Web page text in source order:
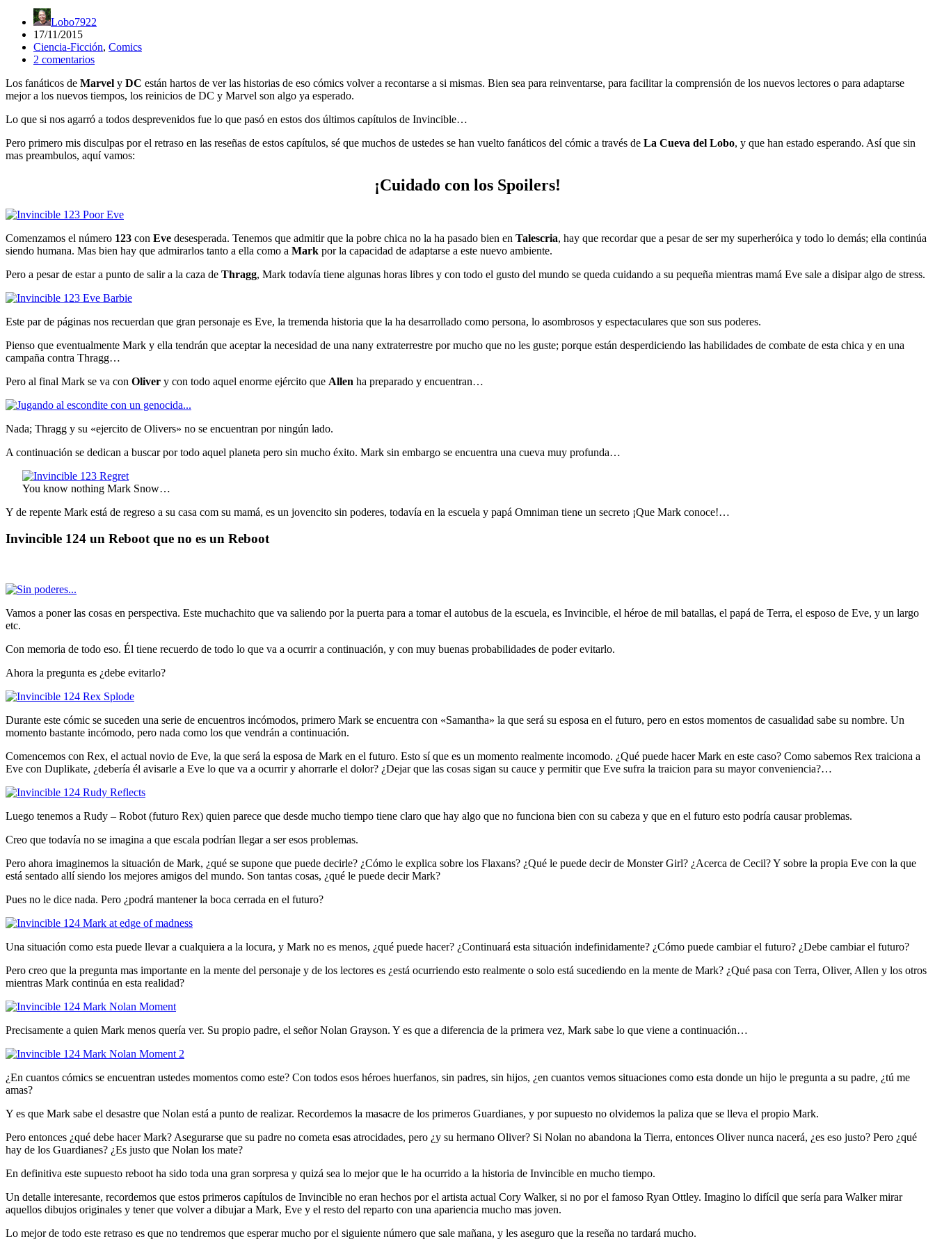
Lobo7922
17/11/2015
Ciencia-Ficción, Comics
2 comentarios
Los fanáticos de Marvel y DC están hartos de ver las historias de eso cómics volver a recontarse a si mismas. Bien sea para reinventarse, para facilitar la comprensión de los nuevos lectores o para adaptarse
mejor a los nuevos tiempos, los reinicios de DC y Marvel son algo ya esperado.
Lo que si nos agarró a todos desprevenidos fue lo que pasó en estos dos últimos capítulos de Invincible…
Pero primero mis disculpas por el retraso en las reseñas de estos capítulos, sé que muchos de ustedes se han vuelto fanáticos del cómic a través de La Cueva del Lobo, y que han estado esperando. Así que sin
mas preambulos, aquí vamos:
¡Cuidado con los Spoilers!
Comenzamos el número 123 con Eve desesperada. Tenemos que admitir que la pobre chica no la ha pasado bien en Talescria, hay que recordar que a pesar de ser my superheróica y todo lo demás; ella continúa
siendo humana. Mas bien hay que admirarlos tanto a ella como a Mark por la capacidad de adaptarse a este nuevo ambiente.
Pero a pesar de estar a punto de salir a la caza de Thragg, Mark todavía tiene algunas horas libres y con todo el gusto del mundo se queda cuidando a su pequeña mientras mamá Eve sale a disipar algo de stress.
Este par de páginas nos recuerdan que gran personaje es Eve, la tremenda historia que la ha desarrollado como persona, lo asombrosos y espectaculares que son sus poderes.
Pienso que eventualmente Mark y ella tendrán que aceptar la necesidad de una nany extraterrestre por mucho que no les guste; porque están desperdiciendo las habilidades de combate de esta chica y en una
campaña contra Thragg…
Pero al final Mark se va con Oliver y con todo aquel enorme ejército que Allen ha preparado y encuentran…
Nada; Thragg y su «ejercito de Olivers» no se encuentran por ningún lado.
A continuación se dedican a buscar por todo aquel planeta pero sin mucho éxito. Mark sin embargo se encuentra una cueva muy profunda…
You know nothing Mark Snow…
Y de repente Mark está de regreso a su casa com su mamá, es un jovencito sin poderes, todavía en la escuela y papá Omniman tiene un secreto ¡Que Mark conoce!…
Invincible 124 un Reboot que no es un Reboot
Vamos a poner las cosas en perspectiva. Este muchachito que va saliendo por la puerta para a tomar el autobus de la escuela, es Invincible, el héroe de mil batallas, el papá de Terra, el esposo de Eve, y un largo
etc.
Con memoria de todo eso. Él tiene recuerdo de todo lo que va a ocurrir a continuación, y con muy buenas probabilidades de poder evitarlo.
Ahora la pregunta es ¿debe evitarlo?
Durante este cómic se suceden una serie de encuentros incómodos, primero Mark se encuentra con «Samantha» la que será su esposa en el futuro, pero en estos momentos de casualidad sabe su nombre. Un
momento bastante incómodo, pero nada como los que vendrán a continuación.
Comencemos con Rex, el actual novio de Eve, la que será la esposa de Mark en el futuro. Esto sí que es un momento realmente incomodo. ¿Qué puede hacer Mark en este caso? Como sabemos Rex traiciona a
Eve con Duplikate, ¿debería él avisarle a Eve lo que va a ocurrir y ahorrarle el dolor? ¿Dejar que las cosas sigan su cauce y permitir que Eve sufra la traicion para su mayor conveniencia?…
Luego tenemos a Rudy – Robot (futuro Rex) quien parece que desde mucho tiempo tiene claro que hay algo que no funciona bien con su cabeza y que en el futuro esto podría causar problemas.
Creo que todavía no se imagina a que escala podrían llegar a ser esos problemas.
Pero ahora imaginemos la situación de Mark, ¿qué se supone que puede decirle? ¿Cómo le explica sobre los Flaxans? ¿Qué le puede decir de Monster Girl? ¿Acerca de Cecil? Y sobre la propia Eve con la que
está sentado allí siendo los mejores amigos del mundo. Son tantas cosas, ¿qué le puede decir Mark?
Pues no le dice nada. Pero ¿podrá mantener la boca cerrada en el futuro?
Una situación como esta puede llevar a cualquiera a la locura, y Mark no es menos, ¿qué puede hacer? ¿Continuará esta situación indefinidamente? ¿Cómo puede cambiar el futuro? ¿Debe cambiar el futuro?
Pero creo que la pregunta mas importante en la mente del personaje y de los lectores es ¿está ocurriendo esto realmente o solo está sucediendo en la mente de Mark? ¿Qué pasa con Terra, Oliver, Allen y los otros
mientras Mark continúa en esta realidad?
Precisamente a quien Mark menos quería ver. Su propio padre, el señor Nolan Grayson. Y es que a diferencia de la primera vez, Mark sabe lo que viene a continuación…
¿En cuantos cómics se encuentran ustedes momentos como este? Con todos esos héroes huerfanos, sin padres, sin hijos, ¿en cuantos vemos situaciones como esta donde un hijo le pregunta a su padre, ¿tú me
amas?
Y es que Mark sabe el desastre que Nolan está a punto de realizar. Recordemos la masacre de los primeros Guardianes, y por supuesto no olvidemos la paliza que se lleva el propio Mark.
Pero entonces ¿qué debe hacer Mark? Asegurarse que su padre no cometa esas atrocidades, pero ¿y su hermano Oliver? Si Nolan no abandona la Tierra, entonces Oliver nunca nacerá, ¿es eso justo? Pero ¿qué
hay de los Guardianes? ¿Es justo que Nolan los mate?
En definitiva este supuesto reboot ha sido toda una gran sorpresa y quizá sea lo mejor que le ha ocurrido a la historia de Invincible en mucho tiempo.
Un detalle interesante, recordemos que estos primeros capítulos de Invincible no eran hechos por el artista actual Cory Walker, si no por el famoso Ryan Ottley. Imagino lo difícil que sería para Walker mirar
aquellos dibujos originales y tener que volver a dibujar a Mark, Eve y el resto del reparto con una apariencia mucho mas joven.
Lo mejor de todo este retraso es que no tendremos que esperar mucho por el siguiente número que sale mañana, y les aseguro que la reseña no tardará mucho.